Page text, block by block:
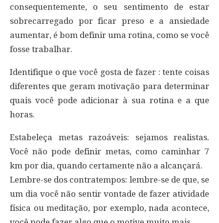
consequentemente, o seu sentimento de estar
sobrecarregado por ficar preso e a ansiedade
aumentar, é bom definir uma rotina, como se você
fosse trabalhar.
Identifique o que você gosta de fazer : tente coisas
diferentes que geram motivação para determinar
quais você pode adicionar à sua rotina e a que
horas.
Estabeleça metas razoáveis: sejamos realistas.
Você não pode definir metas, como caminhar 7
km por dia, quando certamente não a alcançará.
Lembre-se dos contratempos: lembre-se de que, se
um dia você não sentir vontade de fazer atividade
física ou meditação, por exemplo, nada acontece,